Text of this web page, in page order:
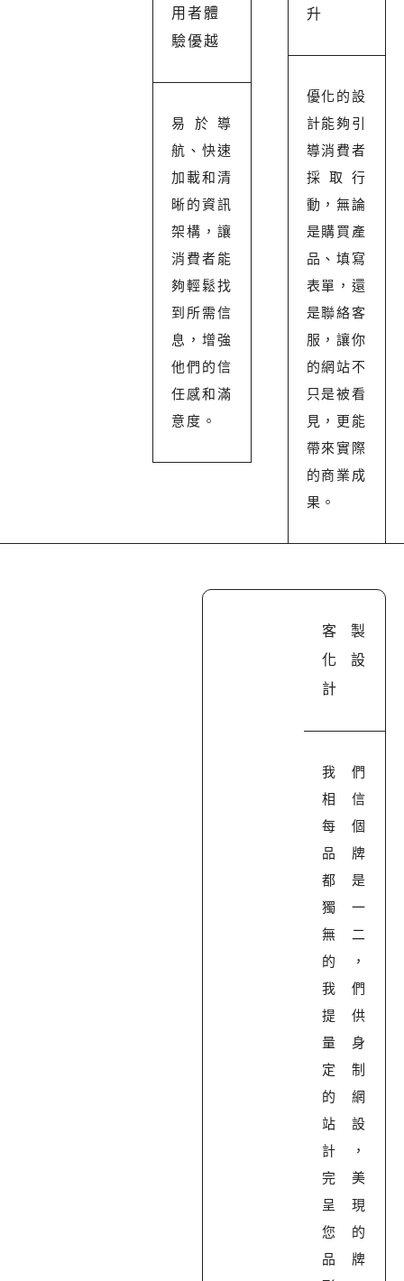
用者體
驗優越
易於導
航、快速
加載和清
晰的資訊
架構，讓
消費者能
夠輕鬆找
到所需信
息，增強
他們的信
任感和滿
意度。
升
優化的設
計能夠引
導消費者
採取行
動，無論
是購買產
品、填寫
表單，還
是聯絡客
服，讓你
的網站不
只是被看
見，更能
帶來實際
的商業成
果。
客製
化設
計
我們
相信
每個
品牌
都是
獨一
無二
的，
我們
提供
量身
定制
的網
站設
計，
完美
呈現
您的
品牌